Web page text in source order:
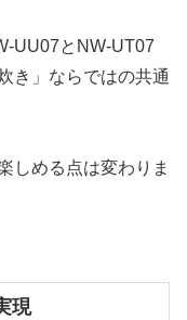
UU07とNW-UT07
き」ならではの共通
しめる点は変わりま
現